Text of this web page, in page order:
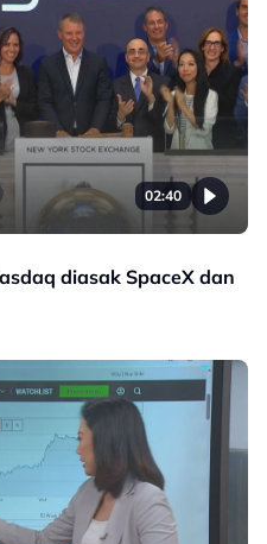
02:40
diasak SpaceX dan